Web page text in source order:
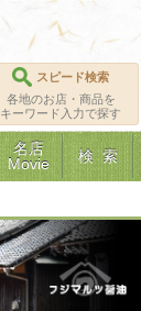
スピード検索
各地のお店・商品を
キーワード入力で探す
名店
Movie
検 索